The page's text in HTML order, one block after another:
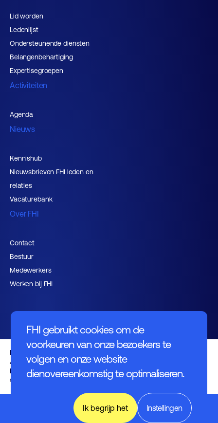
FHI gebruikt cookies om de
voorkeuren van onze bezoekers te
volgen en onze website
dienovereenkomstig te optimaliseren.
Instellingen
Ik begrijp het
Lid worden
Ledenlijst
Ondersteunende diensten
Belangenbehartiging
Expertisegroepen
Activiteiten
Agenda
Nieuws
Kennishub
Nieuwsbrieven FHI leden en
relaties
Vacaturebank
Over FHI
Contact
Bestuur
Medewerkers
Werken bij FHI
Privacybeleid
Algemene voorwaarden
Disclaimer
© FHI 2026